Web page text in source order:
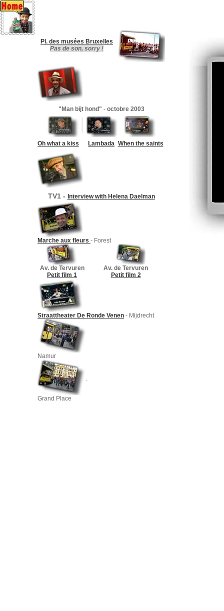
Pl. des musées Bruxelles
Pas de son, sorry !
"Man bijt hond" - octobre 2003
Oh what a kiss Lambada When the saints
TV1 - Interview with Helena Daelman
Marche aux fleurs - Forest
Av. de Tervuren
Petit film 1
Av. de Tervuren
Petit film 2
Straattheater De Ronde Venen - Mijdrecht
Namur
Grand Place